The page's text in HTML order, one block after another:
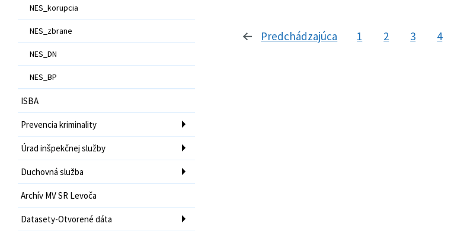
NES_korupcia
NES_zbrane
NES_DN
NES_BP
ISBA
Prevencia kriminality
Úrad inšpekčnej služby
Duchovná služba
Archív MV SR Levoča
Datasety-Otvorené dáta
Predchádzajúca stránka
1 2 3 4